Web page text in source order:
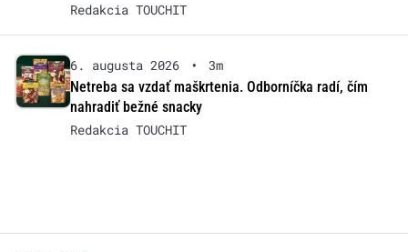
Redakcia TOUCHIT
6. augusta 2026 •
3m
Netreba sa vzdať maškrtenia. Odborníčka radí, čím
nahradiť bežné snacky
Redakcia TOUCHIT